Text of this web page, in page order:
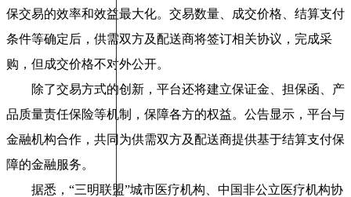
保交易的效率和效益最大化。交易数量、成交价格、结算支付
条件等确定后，供需双方及配送商将签订相关协议，完成采
购，但成交价格不对外公开。
除了交易方式的创新，平台还将建立保证金、担保函、产
品质量责任保险等机制，保障各方的权益。公告显示，平台与
金融机构合作，共同为供需双方及配送商提供基于结算支付保
障的金融服务。
据悉，“三明联盟”城市医疗机构、中国非公立医疗机构协